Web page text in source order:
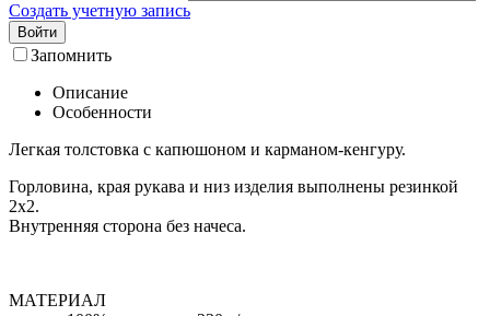
Создать учетную запись
Войти
Запомнить
Описание
Особенности
Легкая толстовка с капюшоном и карманом-кенгуру.
Горловина, края рукава и низ изделия выполнены резинкой
2х2.
Внутренняя сторона без начеса.
МАТЕРИАЛ